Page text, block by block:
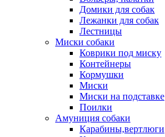
Домики для собак
Лежанки для собак
Лестницы
Миски собаки
Коврики под миску
Контейнеры
Кормушки
Миски
Миски на подставке
Поилки
Амуниция собаки
Карабины,вертлюги